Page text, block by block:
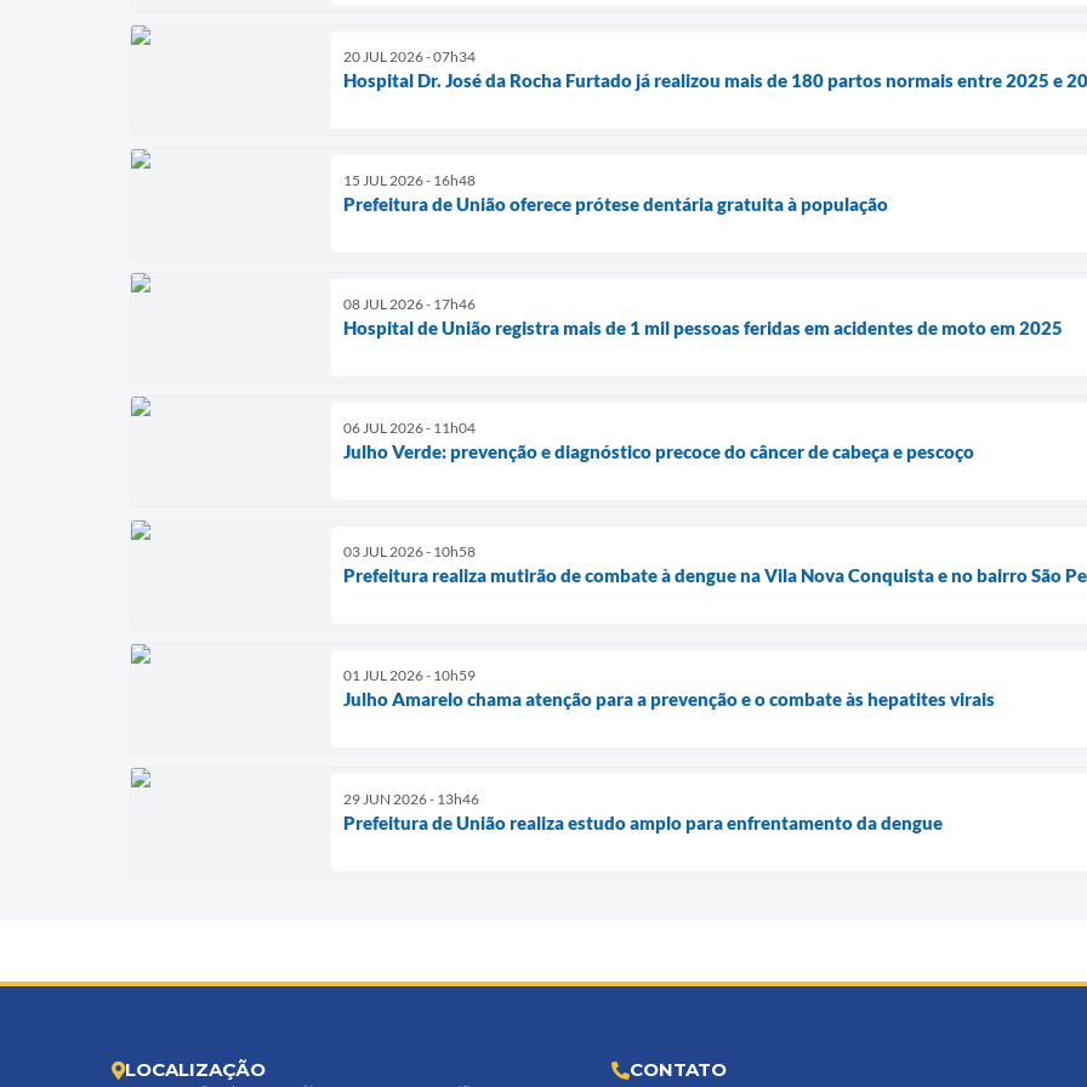
20 JUL 2026 - 07h34
Hospital Dr. José da Rocha Furtado já realizou mais de 180 partos normais entre 2025 e
15 JUL 2026 - 16h48
Prefeitura de União oferece prótese dentária gratuita à população
08 JUL 2026 - 17h46
Hospital de União registra mais de 1 mil pessoas feridas em acidentes de moto em 2025
06 JUL 2026 - 11h04
Julho Verde: prevenção e diagnóstico precoce do câncer de cabeça e pescoço
03 JUL 2026 - 10h58
Prefeitura realiza mutirão de combate à dengue na Vila Nova Conquista e no bairro São
01 JUL 2026 - 10h59
Julho Amarelo chama atenção para a prevenção e o combate às hepatites virais
29 JUN 2026 - 13h46
Prefeitura de União realiza estudo amplo para enfrentamento da dengue
LOCALIZAÇÃO CONTATO